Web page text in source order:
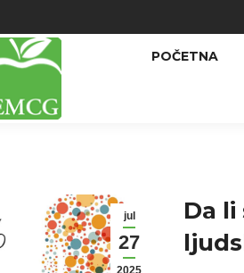
POČETNA
jul
27
2025
Da li